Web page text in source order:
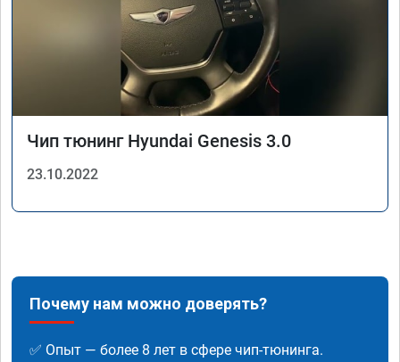
Чип тюнинг Hyundai Genesis 3.0
23.10.2022
Почему нам можно доверять?
✅ Опыт — более 8 лет в сфере чип-тюнинга.